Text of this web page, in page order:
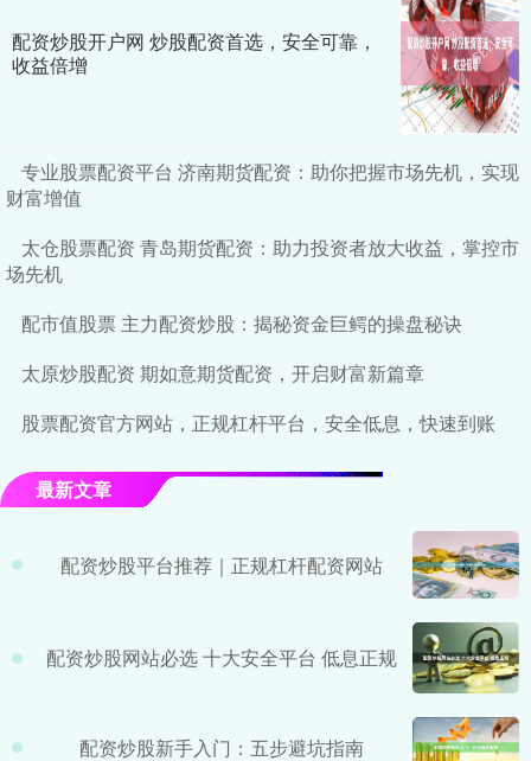
配资炒股开户网 炒股配资首选，安全可靠，
收益倍增
专业股票配资平台 济南期货配资：助你把握市场先机，实现
财富增值
太仓股票配资 青岛期货配资：助力投资者放大收益，掌控市
场先机
配市值股票 主力配资炒股：揭秘资金巨鳄的操盘秘诀
太原炒股配资 期如意期货配资，开启财富新篇章
股票配资官方网站，正规杠杆平台，安全低息，快速到账
最新文章
配资炒股平台推荐｜正规杠杆配资网站
配资炒股网站必选 十大安全平台 低息正规
配资炒股新手入门：五步避坑指南